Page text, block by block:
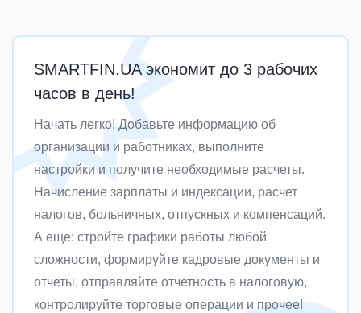
SMARTFIN.UA экономит до 3 рабочих
часов в день!
Начать легко! Добавьте информацию об
организации и работниках, выполните
настройки и получите необходимые расчеты.
Начисление зарплаты и индексации, расчет
налогов, больничных, отпускных и компенсаций.
А еще: стройте графики работы любой
сложности, формируйте кадровые документы и
отчеты, отправляйте отчетность в налоговую,
контролируйте торговые операции и прочее!